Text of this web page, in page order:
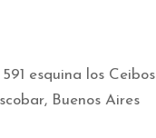
esquina los Ceibos
Buenos Aires